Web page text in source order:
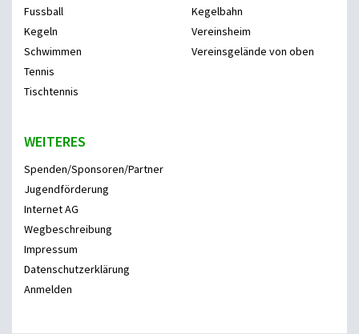
Fussball
Kegeln
Schwimmen
Tennis
Tischtennis
Kegelbahn
Vereinsheim
Vereinsgelände von oben
WEITERES
Spenden/Sponsoren/Partner
Jugendförderung
Internet AG
Wegbeschreibung
Impressum
Datenschutzerklärung
Anmelden